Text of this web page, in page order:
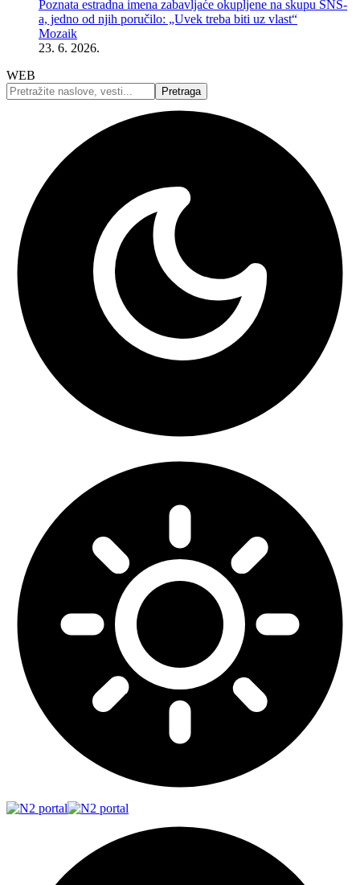
Poznata estradna imena zabavljaće okupljene na skupu SNS-
a, jedno od njih poručilo: „Uvek treba biti uz vlast“
Mozaik
23. 6. 2026.
WEB